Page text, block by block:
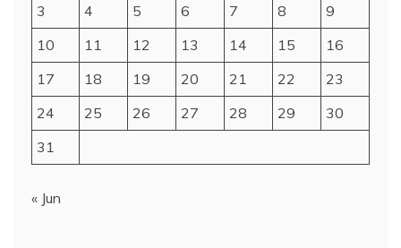
3
4 5 6 7 8
9
10
11 12 13 14 15
16
17
18 19 20 21 22
23
24
25 26 27 28 29
30
31
« Jun